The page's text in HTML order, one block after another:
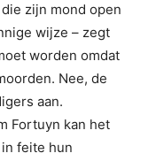
zijn mond open
wijze – zegt
worden omdat
Nee, de
aan.
Fortuyn kan het
feite hun